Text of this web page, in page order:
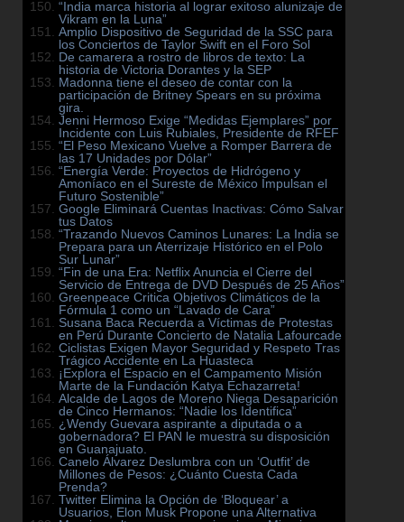
“India marca historia al lograr exitoso alunizaje de
Vikram en la Luna”
Amplio Dispositivo de Seguridad de la SSC para
los Conciertos de Taylor Swift en el Foro Sol
De camarera a rostro de libros de texto: La
historia de Victoria Dorantes y la SEP
Madonna tiene el deseo de contar con la
participación de Britney Spears en su próxima
gira.
Jenni Hermoso Exige “Medidas Ejemplares” por
Incidente con Luis Rubiales, Presidente de RFEF
“El Peso Mexicano Vuelve a Romper Barrera de
las 17 Unidades por Dólar”
“Energía Verde: Proyectos de Hidrógeno y
Amoníaco en el Sureste de México Impulsan el
Futuro Sostenible”
Google Eliminará Cuentas Inactivas: Cómo Salvar
tus Datos
“Trazando Nuevos Caminos Lunares: La India se
Prepara para un Aterrizaje Histórico en el Polo
Sur Lunar”
“Fin de una Era: Netflix Anuncia el Cierre del
Servicio de Entrega de DVD Después de 25 Años”
Greenpeace Critica Objetivos Climáticos de la
Fórmula 1 como un “Lavado de Cara”
Susana Baca Recuerda a Víctimas de Protestas
en Perú Durante Concierto de Natalia Lafourcade
Ciclistas Exigen Mayor Seguridad y Respeto Tras
Trágico Accidente en La Huasteca
¡Explora el Espacio en el Campamento Misión
Marte de la Fundación Katya Echazarreta!
Alcalde de Lagos de Moreno Niega Desaparición
de Cinco Hermanos: “Nadie los Identifica”
¿Wendy Guevara aspirante a diputada o a
gobernadora? El PAN le muestra su disposición
en Guanajuato.
Canelo Álvarez Deslumbra con un ‘Outfit’ de
Millones de Pesos: ¿Cuánto Cuesta Cada
Prenda?
Twitter Elimina la Opción de ‘Bloquear’ a
Usuarios, Elon Musk Propone una Alternativa